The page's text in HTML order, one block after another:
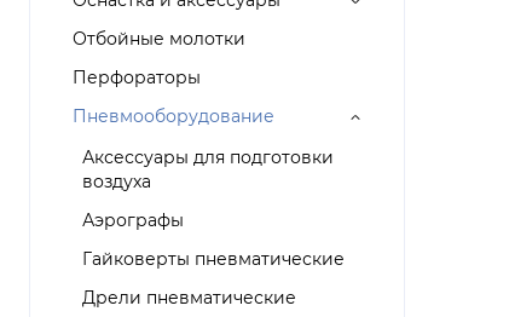
Отбойные молотки
Перфораторы
Пневмооборудование
Аксессуары для подготовки
воздуха
Аэрографы
Гайковерты пневматические
Дрели пневматические